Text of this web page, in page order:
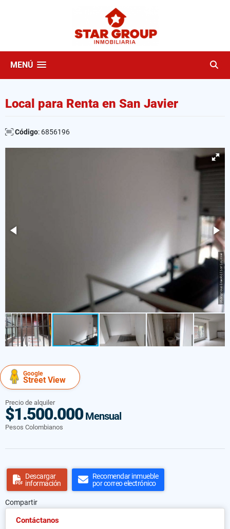
MENÚ
Local para Renta en San Javier
Código: 6856196
Google
Street View
Precio de alquiler
$1.500.000Mensual
Pesos Colombianos
Descargar
información
Recomendar inmueble
por correo electrónico
Compartir
Contáctanos